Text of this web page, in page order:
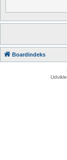
Boardindeks